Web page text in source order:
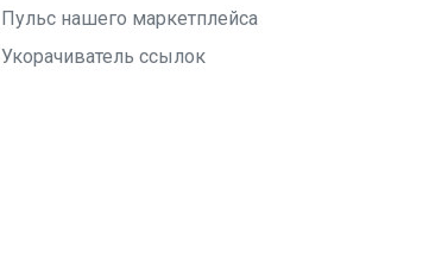
Пульс нашего маркетплейса
Укорачиватель ссылок